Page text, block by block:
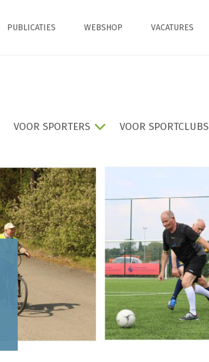
PUBLICATIES WEBSHOP VACATURES
VOOR SPORTERS VOOR SPORTCLUBS